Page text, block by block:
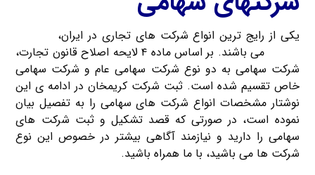
یکی از رایج ترین انواع شرکت های تجاری در ایران،
می باشند. بر اساس ماده ۴ لایحه اصلاح قانون تجارت،
شرکت سهامی به دو نوع شرکت سهامی عام و شرکت سهامی
خاص تقسیم شده است. ثبت شرکت کریمخان در ادامه ی این
نوشتار مشخصات انواع شرکت های سهامی را به تفصیل بیان
نموده است، در صورتی که قصد تشکیل و ثبت شرکت های
سهامی را دارید و نیازمند آگاهی بیشتر در خصوص این نوع
شرکت ها می باشید، با ما همراه باشید.